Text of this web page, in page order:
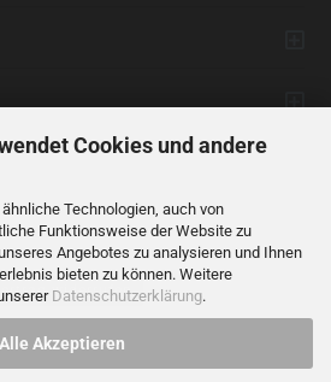
Cookies und andere
Technologien, auch von
Funktionsweise der Website zu
Angebotes zu analysieren und Ihnen
bieten zu können. Weitere
Datenschutzerklärung.
Alle Akzeptieren
widerrufen